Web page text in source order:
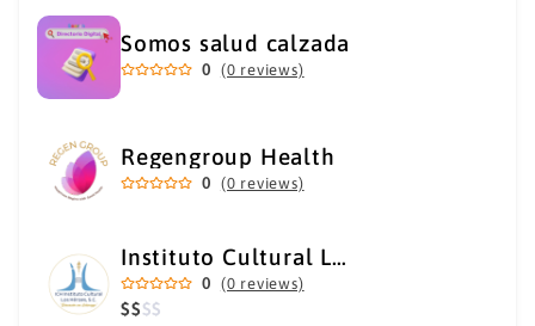
Somos salud calzada
0 (0 reviews)
Regengroup Health
0 (0 reviews)
Instituto Cultural Los Héroes
0 (0 reviews)
$$$$